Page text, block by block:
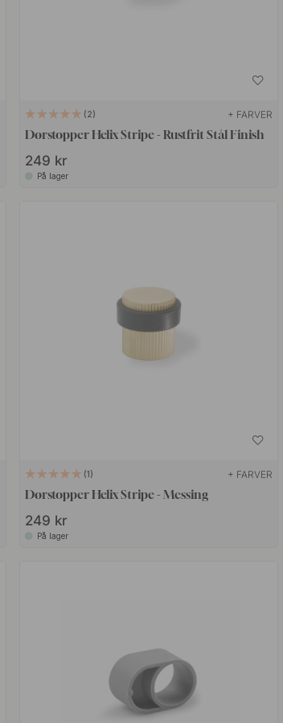
2 + FARVER
Dørstopper Helix Stripe - Rustfrit Stål Finish
249 kr
På lager
1 + FARVER
Dørstopper Helix Stripe - Messing
249 kr
På lager